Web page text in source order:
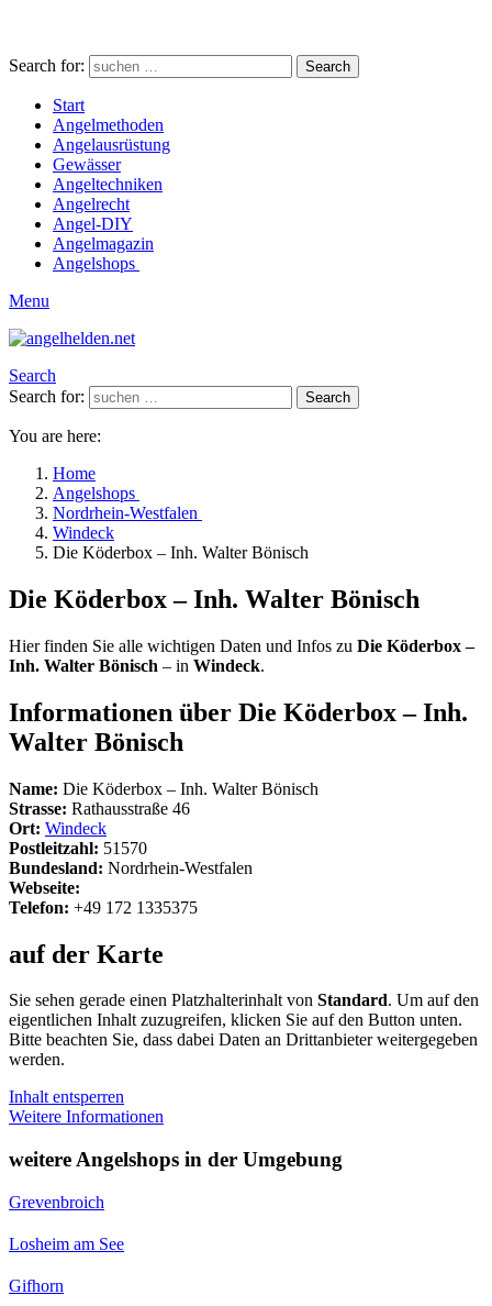
Search for: Search
Start
Angelmethoden
Angelausrüstung
Gewässer
Angeltechniken
Angelrecht
Angel-DIY
Angelmagazin
Angelshops
Menu
Search
Search for:
Search
You are here:
Home
Angelshops
Nordrhein-Westfalen
Windeck
Die Köderbox – Inh. Walter Bönisch
Die Köderbox – Inh. Walter Bönisch
Hier finden Sie alle wichtigen Daten und Infos zu Die Köderbox –
Inh. Walter Bönisch – in Windeck.
Informationen über Die Köderbox – Inh.
Walter Bönisch
Name: Die Köderbox – Inh. Walter Bönisch
Strasse: Rathausstraße 46
Ort: Windeck
Postleitzahl: 51570
Bundesland: Nordrhein-Westfalen
Webseite:
Telefon: +49 172 1335375
auf der Karte
Sie sehen gerade einen Platzhalterinhalt von Standard. Um auf den
eigentlichen Inhalt zuzugreifen, klicken Sie auf den Button unten.
Bitte beachten Sie, dass dabei Daten an Drittanbieter weitergegeben
werden.
Inhalt entsperren
Weitere Informationen
weitere Angelshops in der Umgebung
Grevenbroich
Losheim am See
Gifhorn